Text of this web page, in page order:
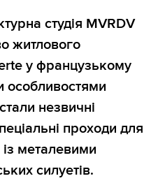
студія MVRDV
житлового
у французькому
особливостями
незвичні
проходи для
металевими
силуетів.